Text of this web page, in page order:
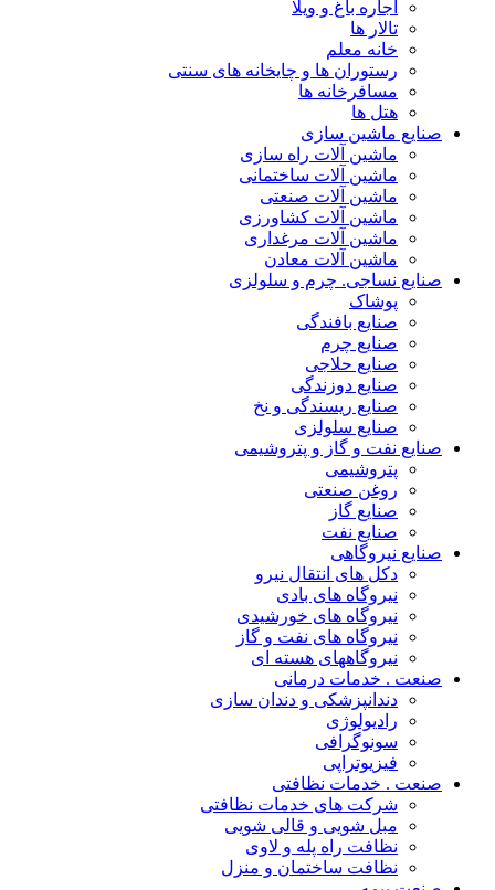
اجاره باغ و ویلا
تالار ها
خانه معلم
رستوران ها و چایخانه های سنتی
مسافرخانه ها
هتل ها
صنایع ماشین سازی
ماشین آلات راه سازی
ماشین آلات ساختمانی
ماشین آلات صنعتی
ماشین آلات کشاورزی
ماشین آلات مرغداری
ماشین آلات معادن
صنایع نساجی. چرم و سلولزی
پوشاک
صنایع بافندگی
صنایع چرم
صنایع حلاجی
صنایع دوزندگی
صنایع ریسندگی و نخ
صنایع سلولزی
صنایع نفت و گاز و پتروشیمی
پتروشیمی
روغن صنعتی
صنایع گاز
صنایع نفت
صنایع نیروگاهی
دکل های انتقال نیرو
نیروگاه های بادی
نیروگاه های خورشیدی
نیروگاه های نفت و گاز
نیروگاههای هسته ای
صنعت . خدمات درمانی
دندانپزشکی و دندان سازی
رادیولوژی
سونوگرافی
فیزیوتراپی
صنعت . خدمات نظافتی
شرکت های خدمات نظافتی
مبل شویی و قالی شویی
نظافت راه پله و لاوی
نظافت ساختمان و منزل